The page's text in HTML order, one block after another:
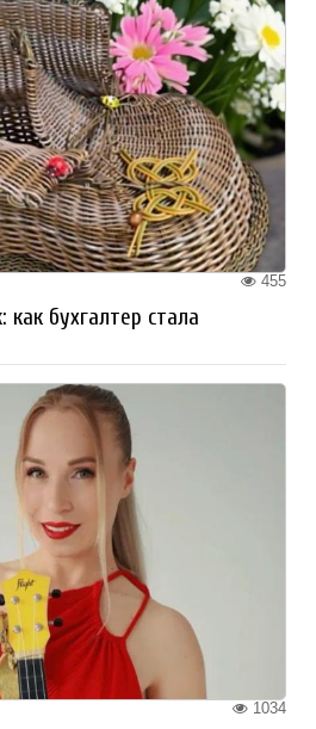
455
как бухгалтер стала
1034